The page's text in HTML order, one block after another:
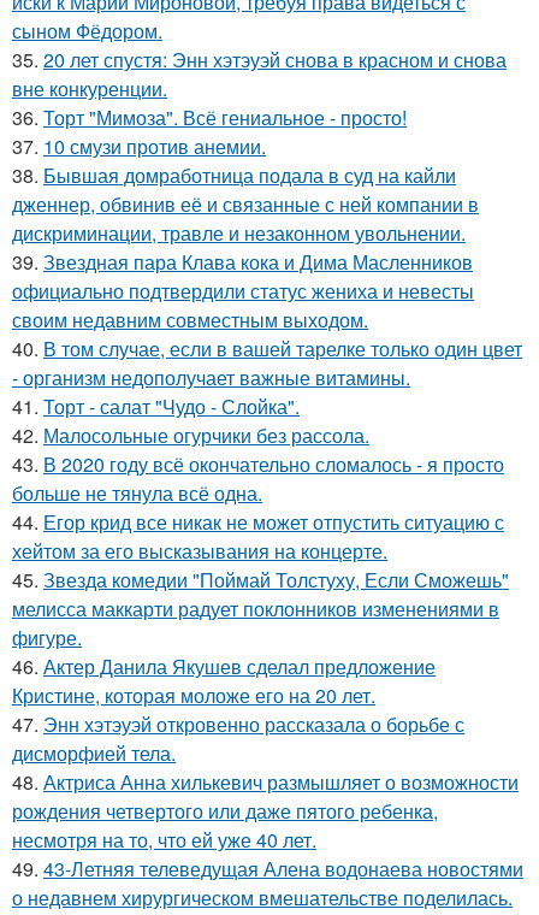
сыном Фёдором.
35. 20 лет спустя: Энн хэтэуэй снова в красном и снова
вне конкуренции.
36. Торт "Мимоза". Всё гениальное - просто!
37. 10 смузи против анемии.
38. Бывшая домработница подала в суд на кайли
дженнер, обвинив её и связанные с ней компании в
дискриминации, травле и незаконном увольнении.
39. Звездная пара Клава кока и Дима Масленников
официально подтвердили статус жениха и невесты
своим недавним совместным выходом.
40. В том случае, если в вашей тарелке только один цвет
- организм недополучает важные витамины.
41. Торт - салат "Чудо - Слойка".
42. Малосольные огурчики без рассола.
43. В 2020 году всё окончательно сломалось - я просто
больше не тянула всё одна.
44. Егор крид все никак не может отпустить ситуацию с
хейтом за его высказывания на концерте.
45. Звезда комедии "Поймай Толстуху, Если Сможешь"
мелисса маккарти радует поклонников изменениями в
фигуре.
46. Актер Данила Якушев сделал предложение
Кристине, которая моложе его на 20 лет.
47. Энн хэтэуэй откровенно рассказала о борьбе с
дисморфией тела.
48. Актриса Анна хилькевич размышляет о возможности
рождения четвертого или даже пятого ребенка,
несмотря на то, что ей уже 40 лет.
49. 43-Летняя телеведущая Алена водонаева новостями
о недавнем хирургическом вмешательстве поделилась.